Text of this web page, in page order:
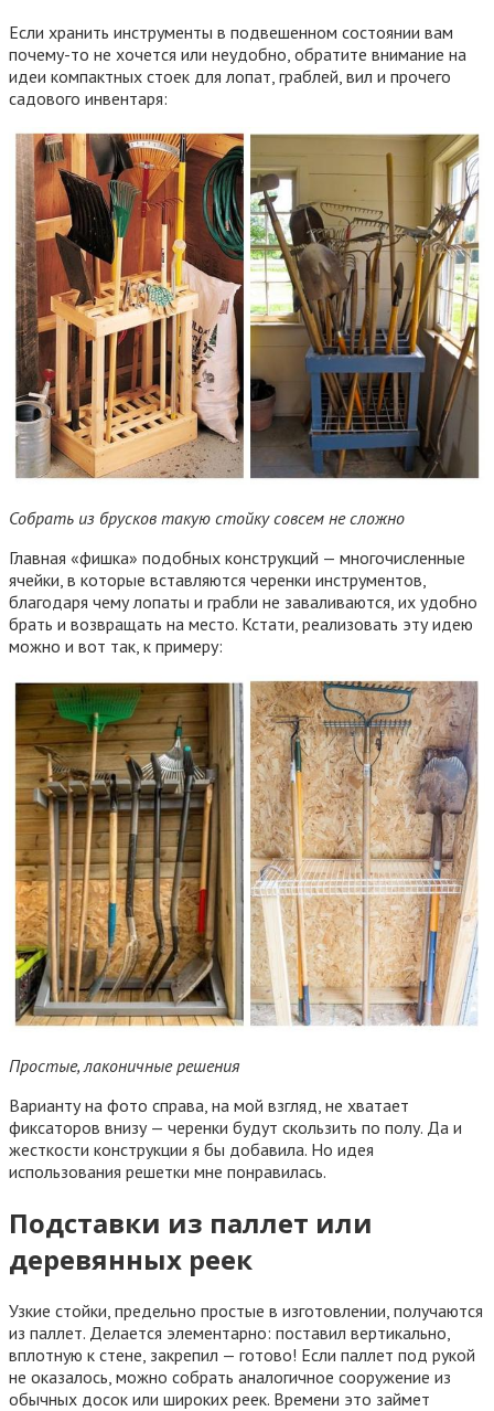
Если хранить инструменты в подвешенном состоянии вам
почему-то не хочется или неудобно, обратите внимание на
идеи компактных стоек для лопат, граблей, вил и прочего
садового инвентаря:
Собрать из брусков такую стойку совсем не сложно
Главная «фишка» подобных конструкций — многочисленные
ячейки, в которые вставляются черенки инструментов,
благодаря чему лопаты и грабли не заваливаются, их удобно
брать и возвращать на место. Кстати, реализовать эту идею
можно и вот так, к примеру:
Простые, лаконичные решения
Варианту на фото справа, на мой взгляд, не хватает
фиксаторов внизу — черенки будут скользить по полу. Да и
жесткости конструкции я бы добавила. Но идея
использования решетки мне понравилась.
Подставки из паллет или
деревянных реек
Узкие стойки, предельно простые в изготовлении, получаются
из паллет. Делается элементарно: поставил вертикально,
вплотную к стене, закрепил — готово! Если паллет под рукой
не оказалось, можно собрать аналогичное сооружение из
обычных досок или широких реек. Времени это займет